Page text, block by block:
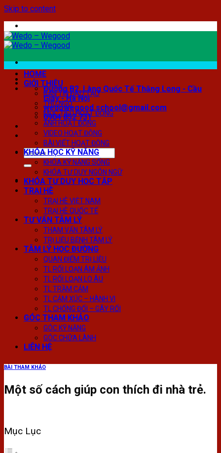
Skip to content
Đường B2, Làng Quốc Tế Thăng Long - Cầu
Giấy - Hà Nội
wedowegood.school@gmail.com
0904 852 731
HOME
GIỚI THIỆU
BẢN TIN ĐÀO TẠO
THƯ NGỎ
MỤC TIÊU HOẠT ĐỘNG
ẢNH HOẠT ĐỘNG
VIDEO HOẠT ĐỘNG
BÀI VIẾT HOẠT ĐỘNG
KHÓA HỌC KỸ NĂNG
KHÓA KỸ NĂNG SỐNG
KHÓA TƯ DUY NGÔN NGỮ
KHÓA TƯ DUY HỌC TẬP
TRẠI HÈ
TRẠI HÈ VIỆT NAM
TRẠI HÈ QUỐC TẾ
TƯ VẤN TÂM LÝ
THAM VẤN TÂM LÝ
TRỊ LIỆU BỆNH TÂM LÝ
TÂM LÝ HỌC ĐƯỜNG
QUAN ĐIỂM TRỊ LIỆU
TL RỐI LOẠN ÁM ẢNH
TL RỐI LOẠN LO ÂU
TL TRẦM CẢM
TL CẢM XÚC – HÀNH VI
TL CHỐNG ĐỐI – GÂY RỐI
GÓC THAM KHẢO
GÓC KỸ NĂNG
GÓC CHỮA LÀNH
LIÊN HỆ
BÀI THAM KHẢO
Một số cách giúp con thích đi nhà trẻ.
Mục Lục